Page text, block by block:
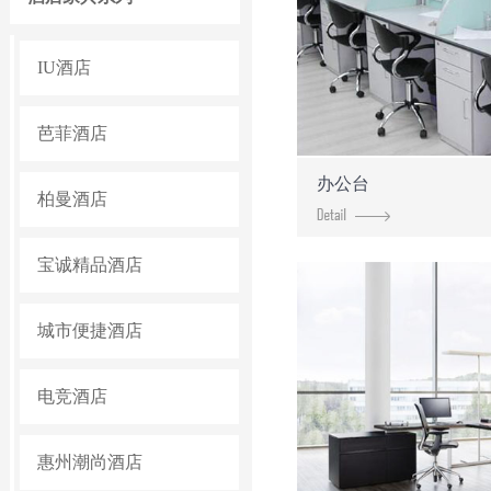
IU酒店
芭菲酒店
柏曼酒店
宝诚精品酒店
城市便捷酒店
电竞酒店
惠州潮尚酒店
办公台